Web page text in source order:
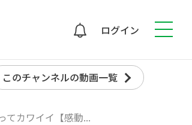
ログイン
このチャンネルの動画一覧
てカワイイ【感動...